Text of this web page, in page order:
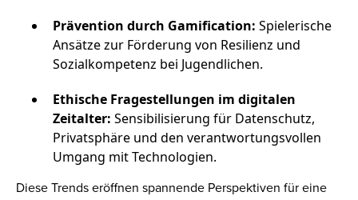
Prävention durch Gamification: Spielerische
Ansätze zur Förderung von Resilienz und
Sozialkompetenz bei Jugendlichen.
Ethische Fragestellungen im digitalen
Zeitalter: Sensibilisierung für Datenschutz,
Privatsphäre und den verantwortungsvollen
Umgang mit Technologien.
Diese Trends eröffnen spannende Perspektiven für eine